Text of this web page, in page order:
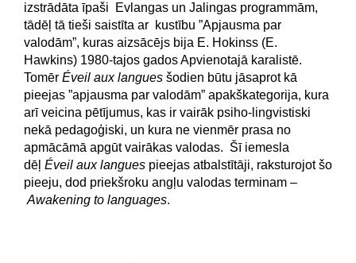
izstrādāta īpaši Evlangas un Jalingas programmām,
tādēļ tā tieši saistīta ar kustību ”Apjausma par
valodām”, kuras aizsācējs bija E. Hokinss (E.
Hawkins) 1980-tajos gados Apvienotajā karalistē.
Tomēr Éveil aux langues šodien būtu jāsaprot kā
pieejas ”apjausma par valodām” apakškategorija, kura
arī veicina pētījumus, kas ir vairāk psiho-lingvistiski
nekā pedagoģiski, un kura ne vienmēr prasa no
apmācāmā apgūt vairākas valodas. Šī iemesla
dēļ Éveil aux langues pieejas atbalstītāji, raksturojot šo
pieeju, dod priekšroku angļu valodas terminam –
Awakening to languages.